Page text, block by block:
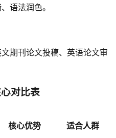
语法润色。
期刊论文投稿、英语论文审
对比表
核心优势 适合人群